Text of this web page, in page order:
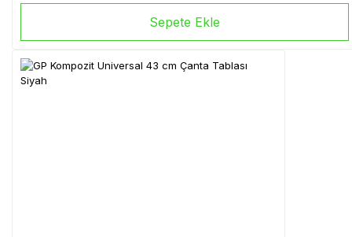
Sepete Ekle